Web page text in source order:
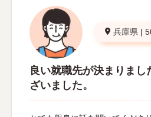
兵庫県 |
良い就職先が決まりまし
ざいました。